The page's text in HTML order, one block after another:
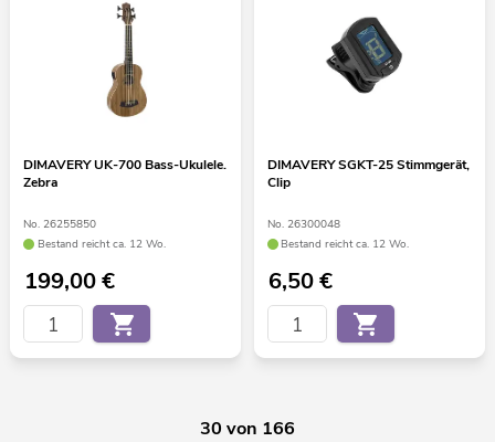
DIMAVERY UK-700 Bass-Ukulele.
Zebra
No. 26255850
Bestand reicht ca. 12 Wo.
199,00€
DIMAVERY SGKT-25 Stimmgerät,
Clip
No. 26300048
Bestand reicht ca. 12 Wo.
6,50€
30 von 166